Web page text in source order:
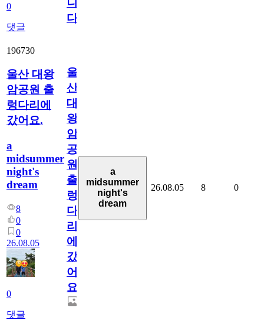
0
댓글
니
다
196730
울산 대왕
암공원 출
렁다리에
갔어요.
a
midsummer
night's
dream
8
0
0
26.08.05
0
댓글
울
산
대
왕
암
공
원
출
렁
다
리
에
갔
어
요.
a
midsummer
night's
dream
26.08.05 8 0